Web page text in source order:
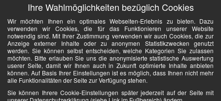
Ihre Wahlmöglichkeiten bezüglich Cookies
Wir möchten Ihnen ein optimales Webseiten-Erlebnis zu bieten. Dazu
verwenden wir Cookies, die für das Funktionieren unserer Website
notwendig sind. Mit Ihrer Zustimmung verwenden wir auch Cookies, die zur
Anzeige externer Inhalte oder zu anonymen Statistikzwecken genutzt
werden. Sie können selbst entscheiden, welche Kategorien Sie zulassen
möchten. Bitte erlauben Sie uns die anonymisierte statistische Auswertung
userer Seite, damit wir Ihnen auch in Zukunft optimierte Inhalte anbieten
können. Auf Basis Ihrer Einstellungen ist es möglich, dass Ihnen nicht mehr
alle Funktionalitäten der Seite zur Verfügung stehen.
Sie können Ihrere Cookie-Einstellungen später jederzeit auf der Seite mit